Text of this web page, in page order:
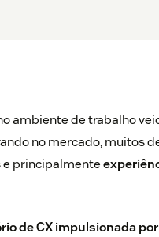
ambiente de trabalho
no mercado, muitos
e principalmente
de CX impulsionada